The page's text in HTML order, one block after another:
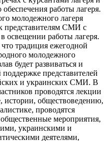
работы лагеря.
молодежного лагеря
представителям СМИ с
освещении работы лагеря.
традиция ежегодной
молодежного
будет развиваться и
представителей
и украинских СМИ. В
проводятся лекции
истории, обществоведению,
проводятся
мероприятия,
украинскими и
деятелями,